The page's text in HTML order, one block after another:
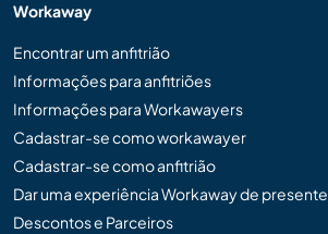
Workaway
Encontrar um anfitrião
Informações para anfitriões
Informações para Workawayers
Cadastrar-se como workawayer
Cadastrar-se como anfitrião
Dar uma experiência Workaway de presente
Descontos e Parceiros